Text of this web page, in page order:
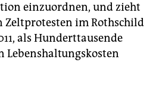
einzuordnen, und zieht
Zeltprotesten im Rothschild
als Hunderttausende
Lebenshaltungskosten